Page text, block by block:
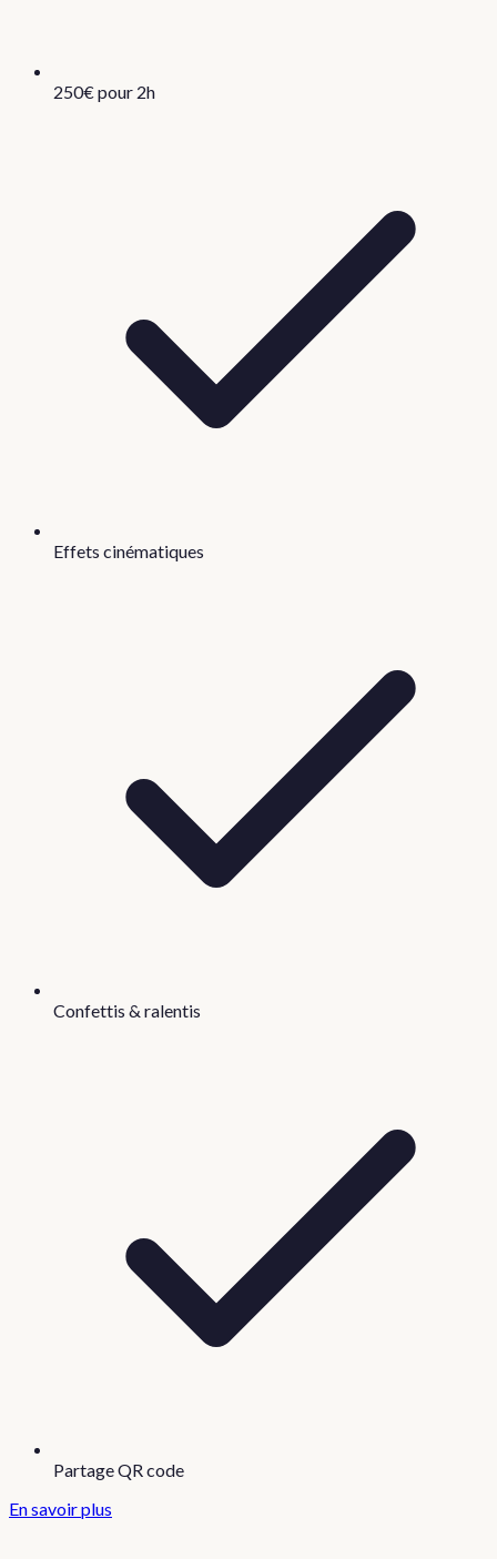
250€ pour 2h
Effets cinématiques
Confettis & ralentis
Partage QR code
En savoir plus